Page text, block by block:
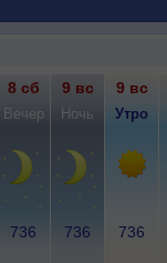
8 сб 9 вс 9 вс
Вечер Ночь Утро
736 736 736